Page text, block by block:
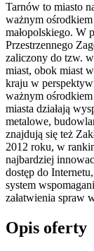
Tarnów to miasto
ważnym
małopolskiego. W
Przestrzennego
zaliczony do tzw.
miast, obok miast
kraju w
ważnym
miasta działają
metalowe,
znajdują się też
2012 roku, w
najbardziej
dostęp do
system
załatwienia spraw
Opis oferty